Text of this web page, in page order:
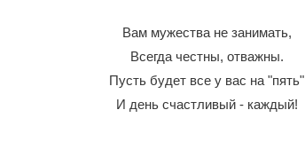
Вам мужества не занимать,
Всегда честны, отважны.
Пусть будет все у вас на "пять"
И день счастливый - каждый!